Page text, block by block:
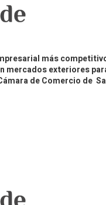
más
mercados exteriores
de Comercio de